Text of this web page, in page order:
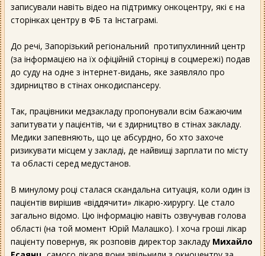
записували навіть відео на підтримку онкоцентру, які є на
сторінках центру в ФБ та Інстаграмі.
До речі, Запорізький регіональний протипухлинний центр
(за інформацією на їх офіційній сторінці в соцмережі) подав
до суду на одне з інтернет-видань, яке заявляло про
здирництво в стінах онкодиспансеру.
Так, працівники медзакладу пропонували всім бажаючим
запитувати у пацієнтів, чи є здирництво в стінах закладу.
Медики запевняють, що це абсурдно, бо хто захоче
ризикувати місцем у закладі, де найвищі зарплати по місту
та області серед медустанов.
В минулому році сталася скандальна ситуація, коли один із
пацієнтів вирішив «віддячити» лікарю-хирургу. Це стало
загально відомо. Цю інформацію навіть озвучував голова
області (на той момент Юрій Малашко). І хоча гроші лікар
пацієнту повернув, як розповів директор закладу Михайло